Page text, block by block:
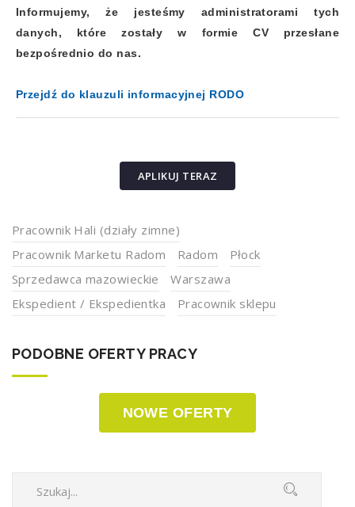
Informujemy, że jesteśmy administratorami tych
danych, które zostały w formie CV przesłane
bezpośrednio do nas.
Przejdź do klauzuli informacyjnej RODO
APLIKUJ TERAZ
Pracownik Hali (działy zimne)
Pracownik Marketu Radom
Radom
Płock
Sprzedawca mazowieckie
Warszawa
Ekspedient / Ekspedientka
Pracownik sklepu
PODOBNE OFERTY PRACY
NOWE OFERTY